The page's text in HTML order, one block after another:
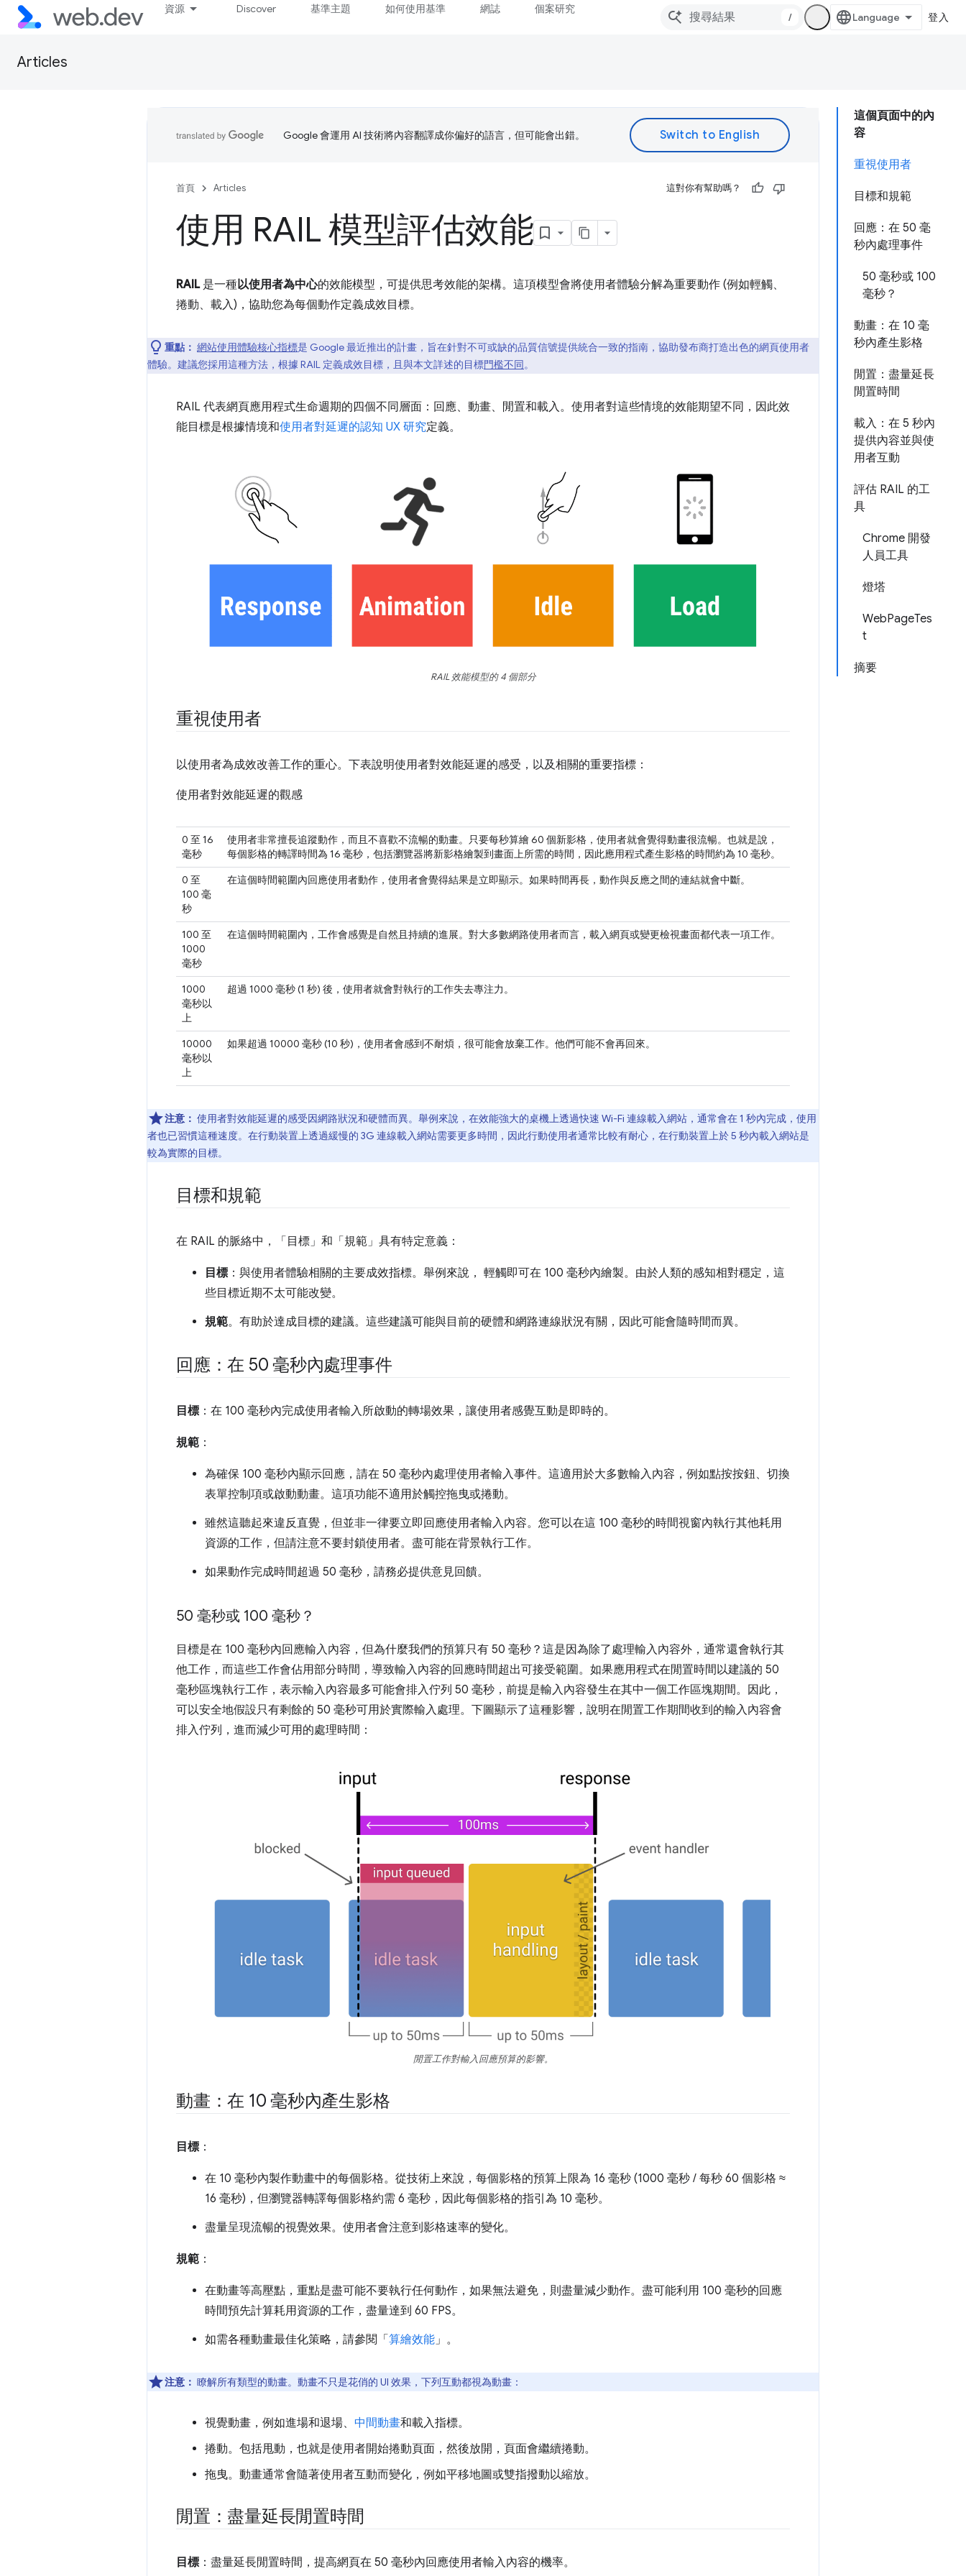
資源 Discover 基準主題 如何使用基準 網誌 個案研究
/ 登入
Articles
這個頁面中的內
容
重視使用者
目標和規範
回應：在 50 毫
秒內處理事件
50 毫秒或 100
毫秒？
動畫：在 10 毫
秒內產生影格
閒置：盡量延長
閒置時間
載入：在 5 秒內
提供內容並與使
用者互動
評估 RAIL 的工
具
Chrome 開發
人員工具
燈塔
WebPageTes
t
摘要
Google 會運用 AI 技術將內容翻譯成你偏好的語言，但可能會出錯。
首頁 Articles 這對你有幫助嗎？
使用 RAIL 模型評估效能
RAIL是一種以使用者為中心的效能模型，可提供思考效能的架構。這項模型會將使用者體驗分解為重要動作 (例如輕觸、
捲動、載入)，協助您為每個動作定義成效目標。
重點： 網站使用體驗核心指標是 Google 最近推出的計畫，旨在針對不可或缺的品質信號提供統合一致的指南，協助發布商打造出色的網頁使用者
體驗。建議您採用這種方法，根據 RAIL 定義成效目標，且與本文詳述的目標門檻不同。
RAIL 代表網頁應用程式生命週期的四個不同層面：回應、動畫、閒置和載入。使用者對這些情境的效能期望不同，因此效
能目標是根據情境和使用者對延遲的認知 UX 研究定義。
RAIL 效能模型的 4 個部分
重視使用者
以使用者為成效改善工作的重心。下表說明使用者對效能延遲的感受，以及相關的重要指標：
使用者對效能延遲的觀感
0 至 16
毫秒
使用者非常擅長追蹤動作，而且不喜歡不流暢的動畫。只要每秒算繪 60 個新影格，使用者就會覺得動畫很流暢。也就是說，
每個影格的轉譯時間為 16 毫秒，包括瀏覽器將新影格繪製到畫面上所需的時間，因此應用程式產生影格的時間約為 10 毫秒。
0 至
100 毫
秒
在這個時間範圍內回應使用者動作，使用者會覺得結果是立即顯示。如果時間再長，動作與反應之間的連結就會中斷。
100 至
1000
毫秒
在這個時間範圍內，工作會感覺是自然且持續的進展。對大多數網路使用者而言，載入網頁或變更檢視畫面都代表一項工作。
1000
毫秒以
上
超過 1000 毫秒 (1 秒) 後，使用者就會對執行的工作失去專注力。
10000
毫秒以
上
如果超過 10000 毫秒 (10 秒)，使用者會感到不耐煩，很可能會放棄工作。他們可能不會再回來。
注意： 使用者對效能延遲的感受因網路狀況和硬體而異。舉例來說，在效能強大的桌機上透過快速 Wi-Fi 連線載入網站，通常會在 1 秒內完成，使用
者也已習慣這種速度。在行動裝置上透過緩慢的 3G 連線載入網站需要更多時間，因此行動使用者通常比較有耐心，在行動裝置上於 5 秒內載入網站是
較為實際的目標。
目標和規範
在 RAIL 的脈絡中，「目標」 和「規範」 具有特定意義：
目標 ：與使用者體驗相關的主要成效指標。舉例來說， 輕觸即可在 100 毫秒內繪製。由於人類的感知相對穩定，這
些目標近期不太可能改變。
規範。有助於達成目標的建議。這些建議可能與目前的硬體和網路連線狀況有關，因此可能會隨時間而異。
回應：在 50 毫秒內處理事件
目標 ：在 100 毫秒內完成使用者輸入所啟動的轉場效果，讓使用者感覺互動是即時的。
規範 ：
為確保 100 毫秒內顯示回應，請在 50 毫秒內處理使用者輸入事件。這適用於大多數輸入內容，例如點按按鈕、切換
表單控制項或啟動動畫。這項功能不適用於觸控拖曳或捲動。
雖然這聽起來違反直覺，但並非一律要立即回應使用者輸入內容。您可以在這 100 毫秒的時間視窗內執行其他耗用
資源的工作，但請注意不要封鎖使用者。盡可能在背景執行工作。
如果動作完成時間超過 50 毫秒，請務必提供意見回饋。
50 毫秒或 100 毫秒？
目標是在 100 毫秒內回應輸入內容，但為什麼我們的預算只有 50 毫秒？這是因為除了處理輸入內容外，通常還會執行其
他工作，而這些工作會佔用部分時間，導致輸入內容的回應時間超出可接受範圍。如果應用程式在閒置時間以建議的 50
毫秒區塊執行工作，表示輸入內容最多可能會排入佇列 50 毫秒，前提是輸入內容發生在其中一個工作區塊期間。因此，
可以安全地假設只有剩餘的 50 毫秒可用於實際輸入處理。下圖顯示了這種影響，說明在閒置工作期間收到的輸入內容會
排入佇列，進而減少可用的處理時間：
閒置工作對輸入回應預算的影響。
動畫：在 10 毫秒內產生影格
目標 ：
在 10 毫秒內製作動畫中的每個影格。從技術上來說，每個影格的預算上限為 16 毫秒 (1000 毫秒 / 每秒 60 個影格 ≈
16 毫秒)，但瀏覽器轉譯每個影格約需 6 毫秒，因此每個影格的指引為 10 毫秒。
盡量呈現流暢的視覺效果。使用者會注意到影格速率的變化。
規範 ：
在動畫等高壓點，重點是盡可能不要執行任何動作，如果無法避免，則盡量減少動作。盡可能利用 100 毫秒的回應
時間預先計算耗用資源的工作，盡量達到 60 FPS。
如需各種動畫最佳化策略，請參閱「 算繪效能」。
注意： 瞭解所有類型的動畫。動畫不只是花俏的 UI 效果，下列互動都視為動畫：
視覺動畫，例如進場和退場、 中間動畫和載入指標。
捲動。包括甩動，也就是使用者開始捲動頁面，然後放開，頁面會繼續捲動。
拖曳。動畫通常會隨著使用者互動而變化，例如平移地圖或雙指撥動以縮放。
閒置：盡量延長閒置時間
目標 ：盡量延長閒置時間，提高網頁在 50 毫秒內回應使用者輸入內容的機率。